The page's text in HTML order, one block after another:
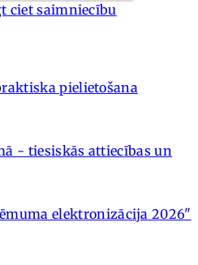
ciet saimniecību
pielietošana
- tiesiskās attiecības un
elektronizācija 2026"